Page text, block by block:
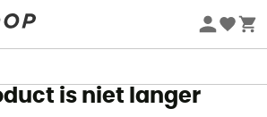
🔥 -5% EXTRA vanaf 2 producten* met
is niet langer